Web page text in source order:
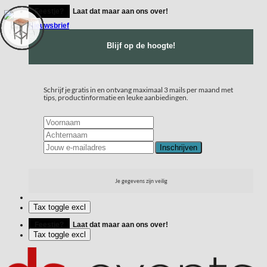
Ga
naar
inhoud
Feestje? Laat dat maar aan ons over!
Nieuwsbrief
Blijf op de hoogte!
Schrijf je gratis in en ontvang maximaal 3 mails per maand met
tips, productinformatie en leuke aanbiedingen.
Je gegevens zijn veilig
Laat dat maar aan ons over!
Melding:
Zoals je wellicht hebt
gemerkt zijn de
brandstofprijzen de
afgelopen tijd flink
gestegen. Helaas heeft dit
ook invloed op onze
kosten. Ondanks dat we
deze stijgingen zo veel